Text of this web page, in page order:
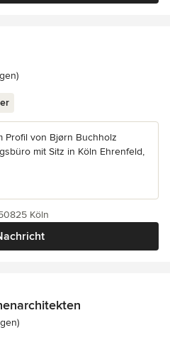
5 von 5 Sternen
Profil von Bjørn Buchholz
mit Sitz in Köln Ehrenfeld,
Köln
5 von 5 Sternen